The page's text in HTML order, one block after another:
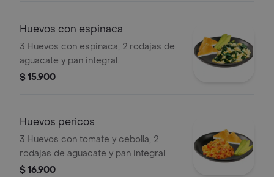
Huevos con espinaca
3 Huevos con espinaca, 2 rodajas de
aguacate y pan integral.
$ 15.900
Huevos pericos
3 Huevos con tomate y cebolla, 2
rodajas de aguacate y pan integral.
$ 16.900